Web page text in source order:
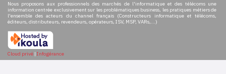
Nous proposons aux professionnels des marchés de l'informatique et des télécoms une
information centrée exclusivement sur les problématiques business, les pratiques métiers de
l'ensemble des acteurs du channel français (Constructeurs informatique et télécoms,
éditeurs, distributeurs, revendeurs, opérateurs, ISV, MSP, VARs,...)
Cloud privé | Infogérance